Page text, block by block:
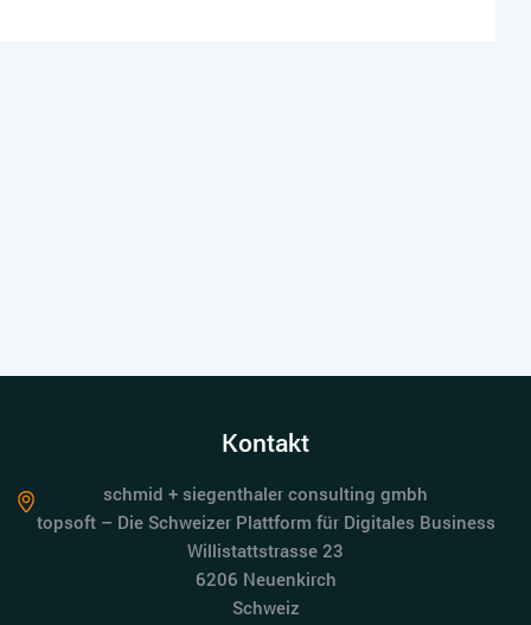
Kontakt
schmid + siegenthaler consulting gmbh
topsoft – Die Schweizer Plattform für Digitales Business
Willistattstrasse 23
6206 Neuenkirch
Schweiz